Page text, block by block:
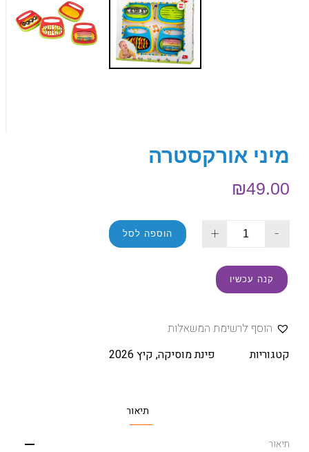
מיני אורקסטרה
₪49.00
-
+ הוספה לסל
קנה עכשיו
הוסף לרשימת המשאלות
קטגוריות
פינת מוסיקה, קיץ 2026
תיאור
תיאור